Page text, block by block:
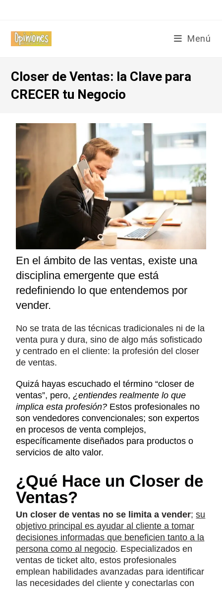
Menú
Closer de Ventas: la Clave para
CRECER tu Negocio
En el ámbito de las ventas, existe una
disciplina emergente que está
redefiniendo lo que entendemos por
vender.
No se trata de las técnicas tradicionales ni de la
venta pura y dura, sino de algo más sofisticado
y centrado en el cliente: la profesión del closer
de ventas.
Quizá hayas escuchado el término “closer de
ventas”, pero,¿entiendes realmente lo que
implica esta profesión? Estos profesionales no
son vendedores convencionales; son expertos
en procesos de venta complejos,
específicamente diseñados para productos o
servicios de alto valor.
¿Qué Hace un Closer de
Ventas?
Un closer de ventas no se limita a vender;su
objetivo principal es ayudar al cliente a tomar
decisiones informadas que beneficien tanto a la
persona como al negocio. Especializados en
ventas de ticket alto, estos profesionales
emplean habilidades avanzadas para identificar
las necesidades del cliente y conectarlas con